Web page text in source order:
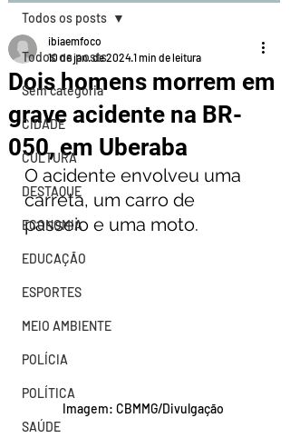
Todos os posts
Sem categoria
CIDADE
CULTURA
DESTAQUE
ECONOMIA
EDUCAÇÃO
ESPORTES
MEIO AMBIENTE
POLÍCIA
POLÍTICA
SAÚDE
Todos os posts
Dois homens morrem em
grave acidente na BR-
050, em Uberaba
ibiaemfoco
10 de jan. de 20241 min de leitura
O acidente envolveu uma
carreta, um carro de
passeio e uma moto.
Imagem: CBMMG/Divulgação